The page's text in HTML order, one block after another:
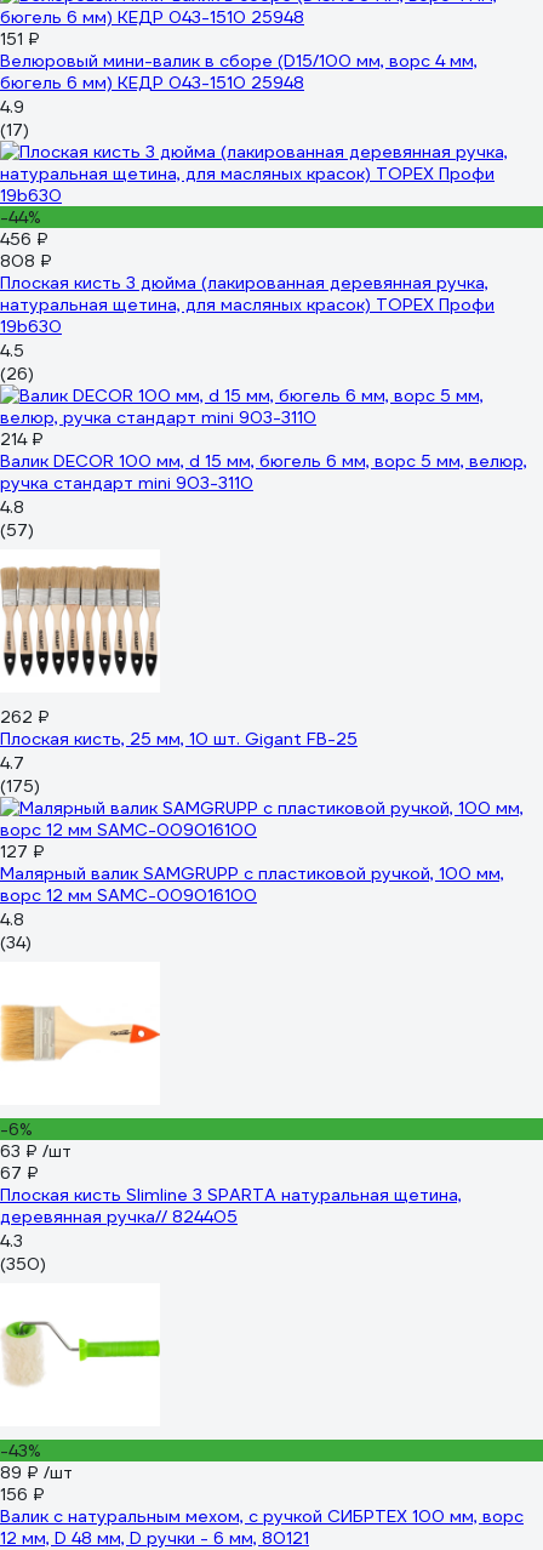
151 ₽
Велюровый мини-валик в сборе (D15/100 мм, ворс 4 мм,
бюгель 6 мм) КЕДР 043-1510 25948
4.9
(17)
-44%
456 ₽
808 ₽
Плоская кисть 3 дюйма (лакированная деревянная ручка,
натуральная щетина, для масляных красок) TOPEX Профи
19b630
4.5
(26)
214 ₽
Валик DECOR 100 мм, d 15 мм, бюгель 6 мм, ворс 5 мм, велюр,
ручка стандарт mini 903-3110
4.8
(57)
262 ₽
Плоская кисть, 25 мм, 10 шт. Gigant FB-25
4.7
(175)
127 ₽
Малярный валик SAMGRUPP с пластиковой ручкой, 100 мм,
ворс 12 мм SAMC-009016100
4.8
(34)
-6%
63 ₽ /шт
67 ₽
Плоская кисть Slimline 3 SPARTA натуральная щетина,
деревянная ручка// 824405
4.3
(350)
-43%
89 ₽ /шт
156 ₽
Валик с натуральным мехом, с ручкой СИБРТЕХ 100 мм, ворс
12 мм, D 48 мм, D ручки - 6 мм, 80121